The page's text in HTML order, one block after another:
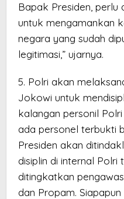
Bapak Presiden,
untuk mengamankan
negara yang sudah
legitimasi,” ujarnya.
5. Polri akan
Jokowi untuk
kalangan personil
ada personel terbukti
Presiden akan
disiplin di internal Polri
ditingkatkan
dan Propam.